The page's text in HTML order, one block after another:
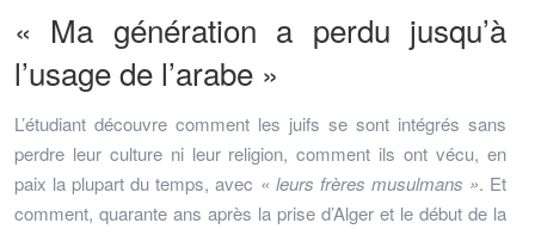
« Ma génération a perdu jusqu’à
l’usage de l’arabe »
L’étudiant découvre comment les juifs se sont intégrés sans
perdre leur culture ni leur religion, comment ils ont vécu, en
paix la plupart du temps, avec « leurs frères musulmans ». Et
comment, quarante ans après la prise d’Alger et le début de la